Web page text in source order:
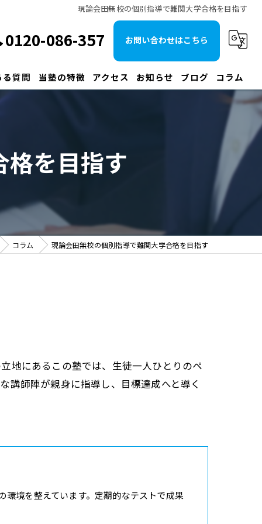
現論会田無校の個別指導で難関大学合格を目指す
0120-086-357 お問い合わせはこちら
質問 当塾の特徴
予備校
MARCH
アクセス お知らせ ブログ コラム
を目指す
コラム 現論会田無校の個別指導で難関大学合格を目指す
地にあるこの塾では、生徒一人ひとりのペ
講師陣が親身に指導し、目標達成へと導く
環境を整えています。定期的なテストで成果